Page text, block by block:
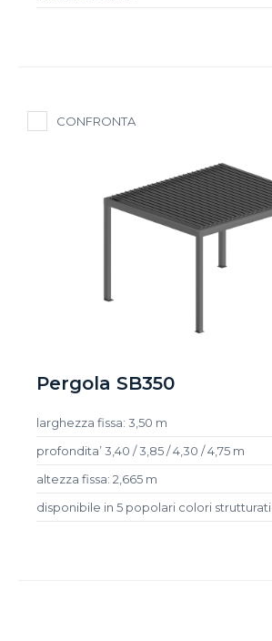
CONFRONTA
Pergola SB350
larghezza fissa: 3,50 m
profondita’ 3,40 / 3,85 / 4,30 / 4,75 m
altezza fissa: 2,665 m
disponibile in 5 popolari colori strutturati